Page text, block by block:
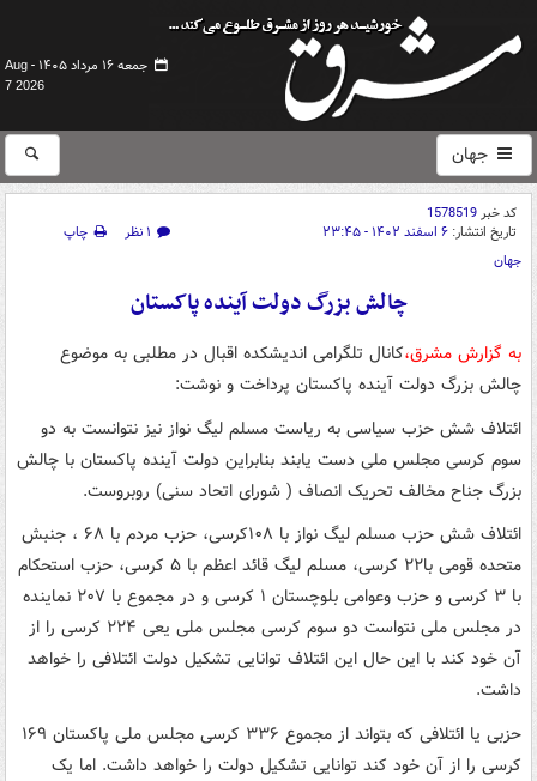
جمعه ۱۶ مرداد ۱۴۰۵ -
Aug
7 2026
جهان
کد خبر1578519
تاریخ انتشار: ۶ اسفند ۱۴۰۲ - ۲۳:۴۵ ۱ نظر
چاپ
جهان
چالش بزرگ دولت آینده پاکستان
به گزارش مشرق،کانال تلگرامی اندیشکده اقبال در مطلبی به موضوع
چالش بزرگ دولت آینده پاکستان پرداخت و نوشت:
ائتلاف شش حزب سیاسی به ریاست مسلم لیگ نواز نیز نتوانست به دو
سوم کرسی مجلس ملی دست یابند بنابراین دولت آینده پاکستان با چالش
بزرگ جناح مخالف تحریک انصاف ( شورای اتحاد سنی) روبروست.
ائتلاف شش حزب مسلم لیگ نواز با ۱۰۸کرسی، حزب مردم با ۶۸ ، جنبش
متحده قومی با۲۲ کرسی، مسلم لیگ قائد اعظم با ۵ کرسی، حزب استحکام
با ۳ کرسی و حزب وعوامی بلوچستان ۱ کرسی و در مجموع با ۲۰۷ نماینده
در مجلس ملی نتواست دو سوم کرسی مجلس ملی یعی ۲۲۴ کرسی را از
آن خود کند با این حال این ائتلاف توانایی تشکیل دولت ائتلافی را خواهد
داشت.
حزبی یا ائتلافی که بتواند از مجموع ۳۳۶ کرسی مجلس ملی پاکستان ۱۶۹
کرسی را از آن خود کند توانایی تشکیل دولت را خواهد داشت. اما یک